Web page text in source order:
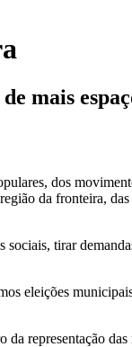
mais
dos
da fronteira,
tirar
eleições
representação